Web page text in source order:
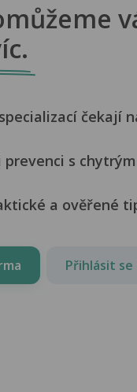
čekají
s
a ověřené
Přihlásit se